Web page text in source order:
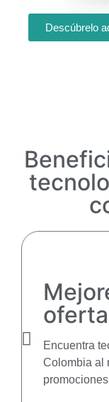
Descúbrelo
Encuentra
Colombia al